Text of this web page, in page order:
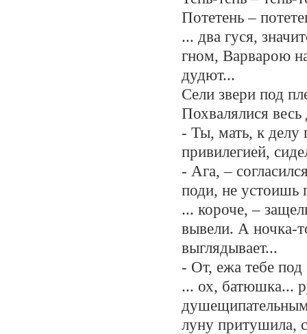
Потетень –
... два гуся,
гном, Варварою
дудют...
Сели звери под
Похвалялися весь
- Ты, мать, к делу
привилегией,
- Ага, –
поди, не устоишь
... короче, –
вывели. А ночка-
выглядывает...
- От, ежа тебе под
... ох, батюшка...
луну притушила,